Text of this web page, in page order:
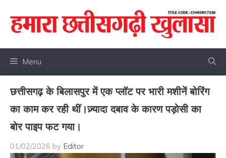
content
Menu
छत्तीसगढ़ के बिलासपुर में एक प्लॉट पर भारी मशीनें बोरिंग
का काम कर रही थीं।ज़्यादा दबाव के कारण पड़ोसी का
बोर पाइप फट गया।
01/02/2026 by Editor